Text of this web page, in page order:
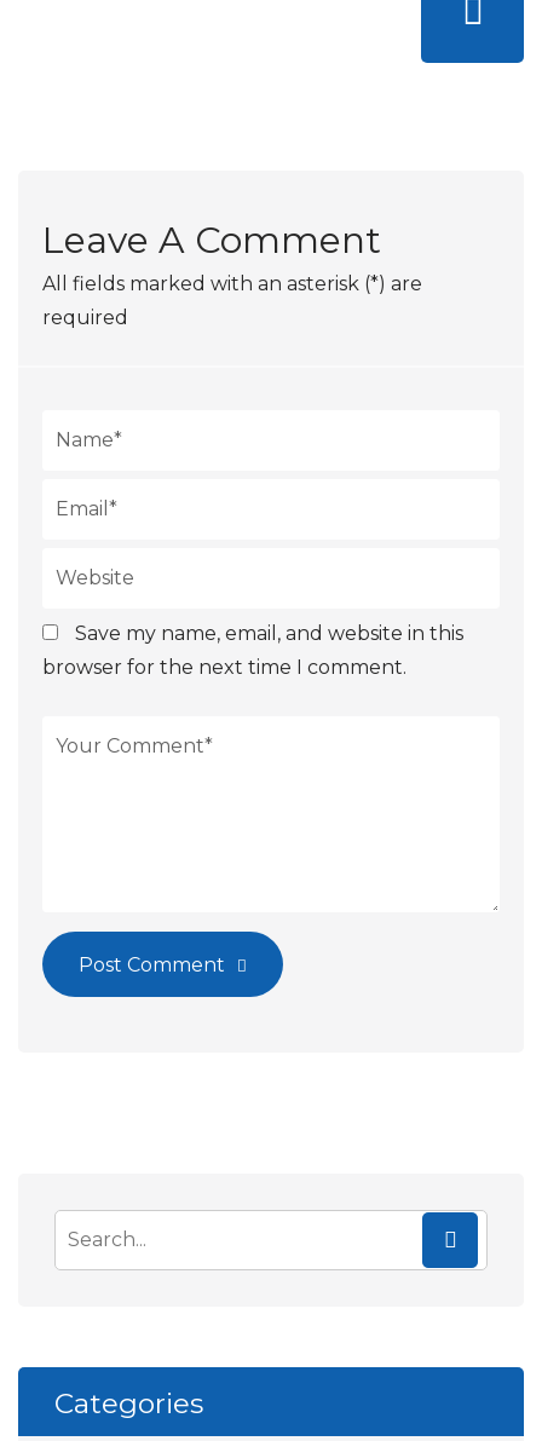
Leave A Comment
All fields marked with an asterisk (*) are
required
Save my name, email, and website in this
browser for the next time I comment.
Post Comment
Categories